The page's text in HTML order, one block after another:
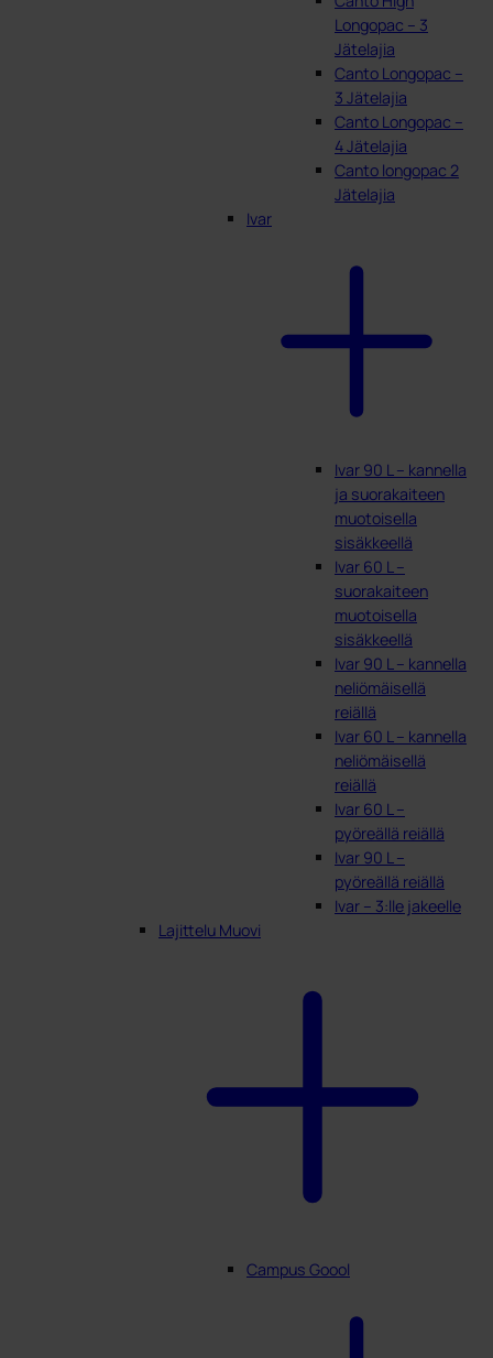
Longopac – 3
Jätelajia
Canto Longopac –
3 Jätelajia
Canto Longopac –
4 Jätelajia
Canto longopac 2
Jätelajia
Ivar
Ivar 90 L – kannella
ja suorakaiteen
muotoisella
sisäkkeellä
Ivar 60 L –
suorakaiteen
muotoisella
sisäkkeellä
Ivar 90 L – kannella
neliömäisellä
reiällä
Ivar 60 L – kannella
neliömäisellä
reiällä
Ivar 60 L –
pyöreällä reiällä
Ivar 90 L –
pyöreällä reiällä
Ivar – 3:lle jakeelle
Lajittelu Muovi
Campus Goool